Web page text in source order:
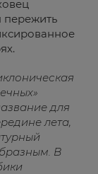
пережить
для
лета,
В